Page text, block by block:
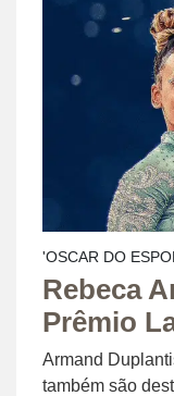
'OSCAR DO
Rebeca
Prêmio
Armand
também são